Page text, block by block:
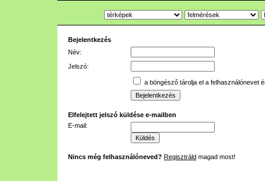
Bejelentkezés
Név:
Jelszó:
a böngésző tárolja el a felhasználónevet
Elfelejtett jelszó küldése e-mailben
E-mail:
Nincs még felhasználóneved? Regisztráld magad most!